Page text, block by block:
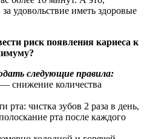
удовольствие иметь здоровые
риск появления кариеса к
следующие правила:
снижение количества
рта: чистка зубов 2 раза в день,
рта после каждого